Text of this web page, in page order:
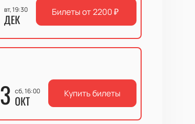
вт, 19:30
ДЕК Билеты от 2200₽
3 сб, 16:00
ОКТ Купить билеты